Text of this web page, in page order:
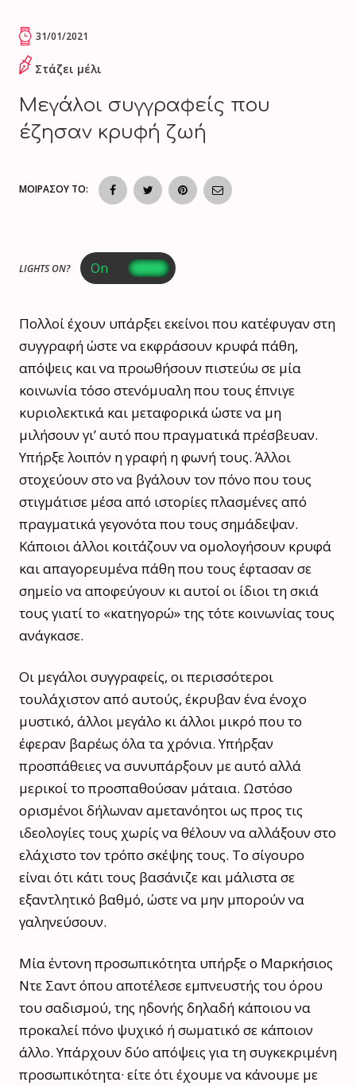
31/01/2021
Στάζει μέλι
Μεγάλοι συγγραφείς που
έζησαν κρυφή ζωή
ΜΟΙΡΑΣΟΥ ΤΟ:
LIGHTS ON?
Πολλοί έχουν υπάρξει εκείνοι που κατέφυγαν στη
συγγραφή ώστε να εκφράσουν κρυφά πάθη,
απόψεις και να προωθήσουν πιστεύω σε μία
κοινωνία τόσο στενόμυαλη που τους έπνιγε
κυριολεκτικά και μεταφορικά ώστε να μη
μιλήσουν γι’ αυτό που πραγματικά πρέσβευαν.
Υπήρξε λοιπόν η γραφή η φωνή τους. Άλλοι
στοχεύουν στο να βγάλουν τον πόνο που τους
στιγμάτισε μέσα από ιστορίες πλασμένες από
πραγματικά γεγονότα που τους σημάδεψαν.
Κάποιοι άλλοι κοιτάζουν να ομολογήσουν κρυφά
και απαγορευμένα πάθη που τους έφτασαν σε
σημείο να αποφεύγουν κι αυτοί οι ίδιοι τη σκιά
τους γιατί το «κατηγορώ» της τότε κοινωνίας τους
ανάγκασε.
Οι μεγάλοι συγγραφείς, οι περισσότεροι
τουλάχιστον από αυτούς, έκρυβαν ένα ένοχο
μυστικό, άλλοι μεγάλο κι άλλοι μικρό που το
έφεραν βαρέως όλα τα χρόνια. Υπήρξαν
προσπάθειες να συνυπάρξουν με αυτό αλλά
μερικοί το προσπαθούσαν μάταια. Ωστόσο
ορισμένοι δήλωναν αμετανόητοι ως προς τις
ιδεολογίες τους χωρίς να θέλουν να αλλάξουν στο
ελάχιστο τον τρόπο σκέψης τους. Το σίγουρο
είναι ότι κάτι τους βασάνιζε και μάλιστα σε
εξαντλητικό βαθμό, ώστε να μην μπορούν να
γαληνεύσουν.
Μία έντονη προσωπικότητα υπήρξε ο Μαρκήσιος
Ντε Σαντ όπου αποτέλεσε εμπνευστής του όρου
του σαδισμού, της ηδονής δηλαδή κάποιου να
προκαλεί πόνο ψυχικό ή σωματικό σε κάποιον
άλλο. Υπάρχουν δύο απόψεις για τη συγκεκριμένη
προσωπικότητα· είτε ότι έχουμε να κάνουμε με